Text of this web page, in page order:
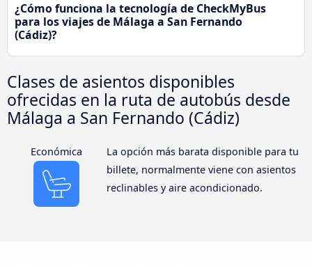
¿Cómo funciona la tecnología de CheckMyBus
para los viajes de Málaga a San Fernando
(Cádiz)?
Clases de asientos disponibles
ofrecidas en la ruta de autobús desde
Málaga a San Fernando (Cádiz)
Económica
La opción más barata disponible para tu
billete, normalmente viene con asientos
reclinables y aire acondicionado.